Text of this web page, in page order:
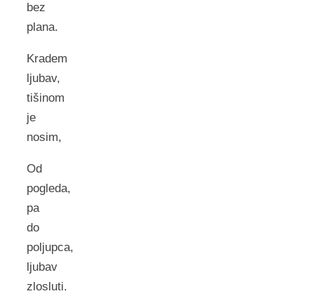
bez
plana.
Kradem
ljubav,
tišinom
je
nosim,
Od
pogleda,
pa
do
poljupca,
ljubav
zlosluti.